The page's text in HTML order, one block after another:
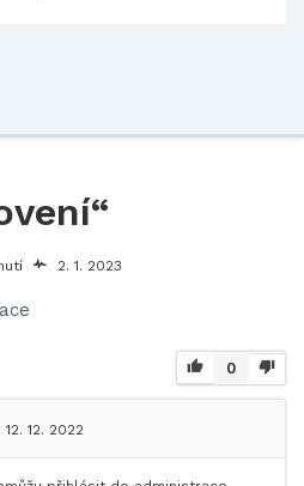
2. 1. 2023
0
12. 2022